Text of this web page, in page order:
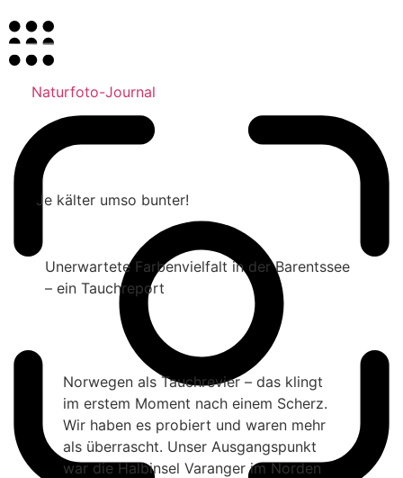
Naturfoto-Journal
Je kälter umso bunter!
Unerwartete Farbenvielfalt in der Barentssee
– ein Tauchreport
Norwegen als Tauchrevier – das klingt
im erstem Moment nach einem Scherz.
Wir haben es probiert und waren mehr
als überrascht. Unser Ausgangspunkt
war die Halbinsel Varanger im Norden